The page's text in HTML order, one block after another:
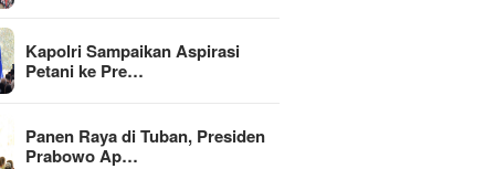
Kapolri Sampaikan Aspirasi
Petani ke Pre…
Panen Raya di Tuban, Presiden
Prabowo Ap…